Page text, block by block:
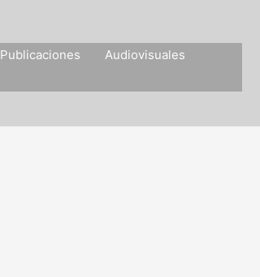
Publicaciones
Audiovisuales